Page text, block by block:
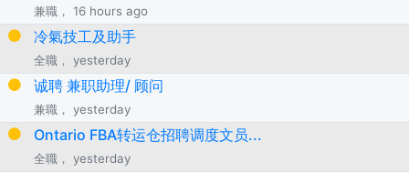
兼職， 16 hours ago
冷氣技工及助手
全職， yesterday
诚聘 兼职助理/ 顾问
兼職， yesterday
Ontario FBA转运仓招聘调度文员...
全職， yesterday